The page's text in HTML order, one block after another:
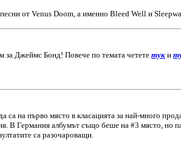
от Venus Doom, а именно Bleed Well и
за Джеймс Бонд! Повече по темата четете тук и
на първо място в класацията за най-много
В Германия албумът също беше на #3 място, но
са разочароващи.